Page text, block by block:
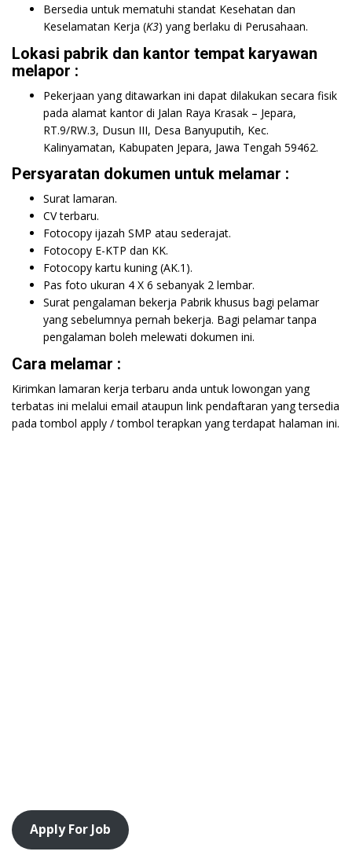
Bersedia untuk mematuhi standat Kesehatan dan
Keselamatan Kerja (K3) yang berlaku di Perusahaan.
Lokasi pabrik dan kantor tempat karyawan
melapor :
Pekerjaan yang ditawarkan ini dapat dilakukan secara fisik
pada alamat kantor di Jalan Raya Krasak – Jepara,
RT.9/RW.3, Dusun III, Desa Banyuputih, Kec.
Kalinyamatan, Kabupaten Jepara, Jawa Tengah 59462.
Persyaratan dokumen untuk melamar :
Surat lamaran.
CV terbaru.
Fotocopy ijazah SMP atau sederajat.
Fotocopy E-KTP dan KK.
Fotocopy kartu kuning (AK.1).
Pas foto ukuran 4 X 6 sebanyak 2 lembar.
Surat pengalaman bekerja Pabrik khusus bagi pelamar
yang sebelumnya pernah bekerja. Bagi pelamar tanpa
pengalaman boleh melewati dokumen ini.
Cara melamar :
Kirimkan lamaran kerja terbaru anda untuk lowongan yang
terbatas ini melalui email ataupun link pendaftaran yang tersedia
pada tombol apply / tombol terapkan yang terdapat halaman ini.
Apply For Job